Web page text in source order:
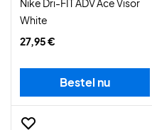
Nike Dri-FIT ADV Ace Visor
White
27,95 €
Bestel nu